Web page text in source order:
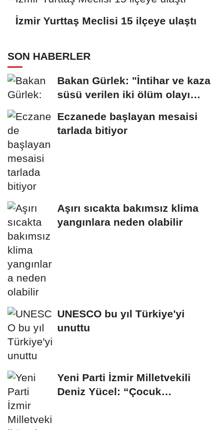
İzmir Yurttaş Meclisi 15 ilçeye ulaştı
SON HABERLER
Bakan Gürlek: "İntihar ve kaza
süsü verilen iki ölüm olayı
Eczanede başlayan mesaisi
tarlada bitiyor
Aşırı sıcakta bakımsız klima
yangınlara neden olabilir
UNESCO bu yıl Türkiye'yi
unuttu
Yeni Parti İzmir Milletvekili
Deniz Yücel: “Çocuk